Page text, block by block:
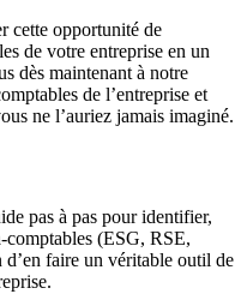
cette opportunité de
de votre entreprise en un
dès maintenant à notre
de l’entreprise et
ne l’auriez jamais imaginé.
pas à pas pour identifier,
comptables (ESG, RSE,
faire un véritable outil de